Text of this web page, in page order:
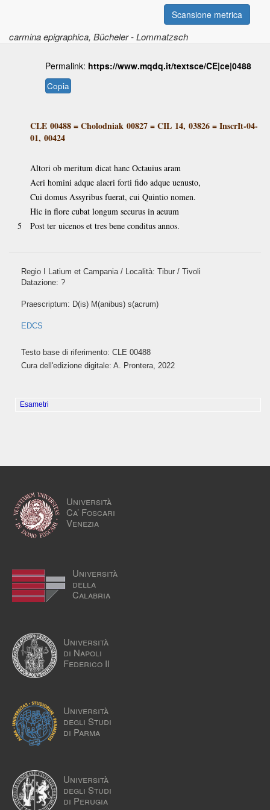
Scansione metrica
carmina epigraphica, Bücheler - Lommatzsch
Permalink: https://www.mqdq.it/textsce/CE|ce|0488
Copia
CLE 00488=Cholodniak 00827=CIL 14, 03826=InscrIt-04-
01, 00424
Altori ob meritum dicat hanc Octauius aram
Acri homini adque alacri forti fido adque uenusto,
Cui domus Assyribus fuerat, cui Quintio nomen.
Hic in flore cubat longum securus in aeuum
5
Post ter uicenos et tres bene conditus annos.
Regio I Latium et Campania / Località: Tibur / Tivoli
Datazione: ?
Praescriptum: D(is) M(anibus) s(acrum)
EDCS
Testo base di riferimento: CLE 00488
Cura dell'edizione digitale: A. Prontera, 2022
Esametri
Università
Ca’ Foscari
Venezia
Università
della
Calabria
Università
di Napoli
Federico II
Università
degli Studi
di Parma
Università
degli Studi
di Perugia